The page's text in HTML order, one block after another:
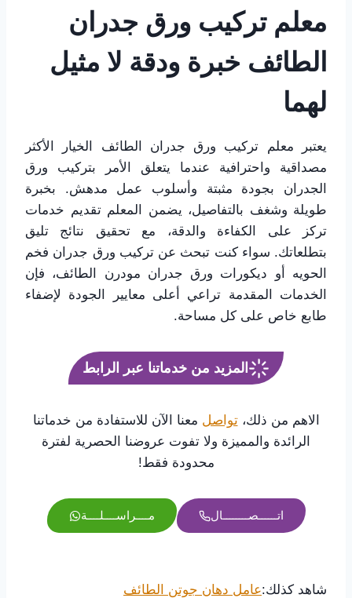
معلم تركيب ورق جدران
الطائف خبرة ودقة لا مثيل
لهما
يعتبر معلم تركيب ورق جدران الطائف الخيار الأكثر
مصداقية واحترافية عندما يتعلق الأمر بتركيب ورق
الجدران بجودة مثبتة وأسلوب عمل مدهش. بخبرة
طويلة وشغف بالتفاصيل، يضمن المعلم تقديم خدمات
تركز على الكفاءة والدقة، مع تحقيق نتائج تليق
بتطلعاتك. سواء كنت تبحث عن تركيب ورق جدران فخم
الحويه أو ديكورات ورق جدران مودرن الطائف، فإن
الخدمات المقدمة تراعي أعلى معايير الجودة لإضفاء
طابع خاص على كل مساحة.
المزيد من خدماتنا عبر الرابط
الاهم من ذلك،تواصل معنا الآن للاستفادة من خدماتنا
الرائدة والمميزة ولا تفوت عروضنا الحصرية لفترة
محدودة فقط!
اتــــــصــــــــال مــــراســــلــــة
شاهد كذلك:عامل دهان جوتن الطائف